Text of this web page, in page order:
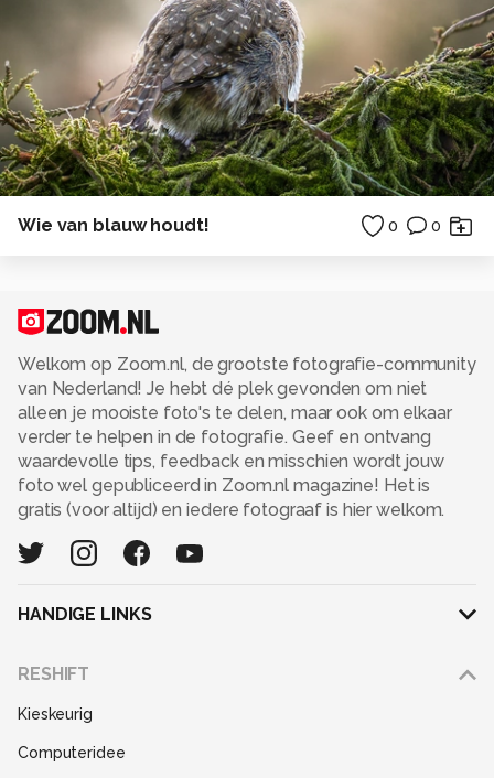
Wie van blauw houdt! 0 0
Welkom op Zoom.nl, de grootste fotografie-community
van Nederland! Je hebt dé plek gevonden om niet
alleen je mooiste foto's te delen, maar ook om elkaar
verder te helpen in de fotografie. Geef en ontvang
waardevolle tips, feedback en misschien wordt jouw
foto wel gepubliceerd in Zoom.nl magazine! Het is
gratis (voor altijd) en iedere fotograaf is hier welkom.
HANDIGE LINKS
RESHIFT
Kieskeurig
Computeridee